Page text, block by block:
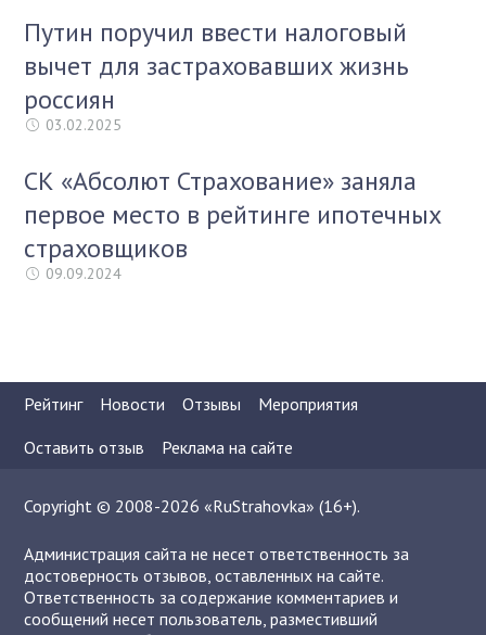
Путин поручил ввести налоговый
вычет для застраховавших жизнь
россиян
03.02.2025
СК «Абсолют Страхование» заняла
первое место в рейтинге ипотечных
страховщиков
09.09.2024
Рейтинг Новости Отзывы
Мероприятия
Оставить отзыв
Реклама на сайте
Copyright © 2008-2026 «RuStrahovka» (16+).
Администрация сайта не несет ответственность за
достоверность отзывов, оставленных на сайте.
Ответственность за содержание комментариев и
сообщений несет пользователь, разместивший